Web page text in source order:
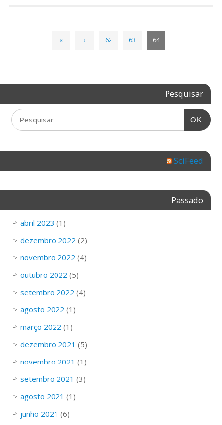
« ‹ 62 63 64
Pesquisar
OK
SciFeed
Passado
abril 2023 (1)
dezembro 2022 (2)
novembro 2022 (4)
outubro 2022 (5)
setembro 2022 (4)
agosto 2022 (1)
março 2022 (1)
dezembro 2021 (5)
novembro 2021 (1)
setembro 2021 (3)
agosto 2021 (1)
junho 2021 (6)